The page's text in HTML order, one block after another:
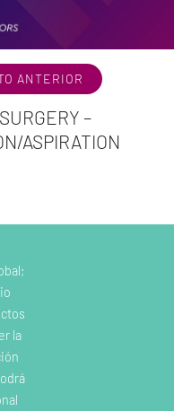
ANTERIOR
–
ASPIRATION
la